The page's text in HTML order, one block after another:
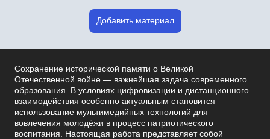
Добавить материал
Сохранение исторической памяти о Великой
Отечественной войне — важнейшая задача современного
образования. В условиях цифровизации и дистанционного
взаимодействия особенно актуальным становится
использование мультимедийных технологий для
вовлечения молодёжи в процесс патриотического
воспитания. Настоящая работа представляет собой